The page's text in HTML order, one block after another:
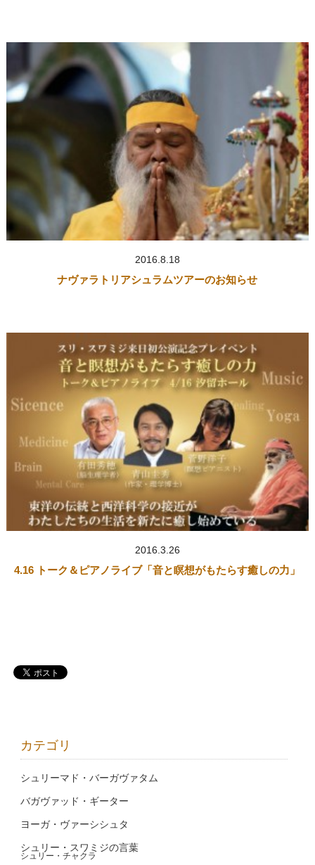
2016.8.18
ナヴァラトリアシュラムツアーのお知らせ
2016.3.26
4.16 トーク＆ピアノライブ「音と瞑想がもたらす癒しの力」
カテゴリ
シュリーマド・バーガヴァタム
バガヴァッド・ギーター
ヨーガ・ヴァーシシュタ
シュリー・スワミジの言葉
シュリー・チャクラ